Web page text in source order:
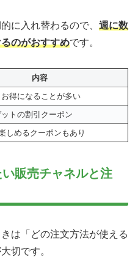
に入れ替わるので、 週に数
のがおすすめです。
内容
得になることが多い
トの割引クーポン
しめるクーポンもあり
販売チャネルと注
は「どの注文方法が使える
切です。